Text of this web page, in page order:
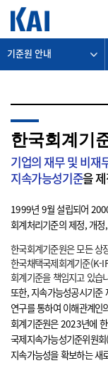
기준원 안내
한국회계기
기업의 재무 및 비재
지속가능성기준을
1999년 9월 설립되어
회계처리기준의 제정, 개
한국회계기준원은 모든 상
한국채택국제회계기준(K-
회계기준을 책임지고 있습
또한, 지속가능성공시기준
연구를 통하여 이해관계인
회계기준원은 2023년에
국제지속가능성기준위원
지속가능성을 확보하는 새